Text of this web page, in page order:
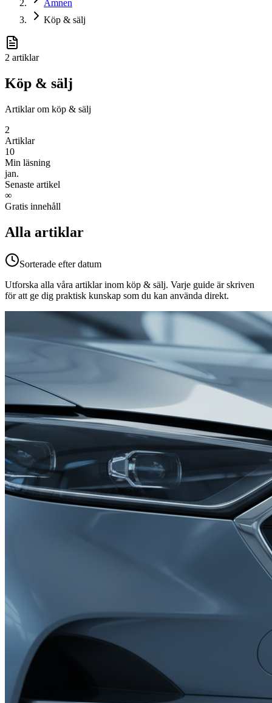
Ämnen
Köp & sälj
2 artiklar
Köp & sälj
Artiklar om köp & sälj
2
Artiklar
10
Min läsning
jan.
Senaste artikel
∞
Gratis innehåll
Alla artiklar
Sorterade efter datum
Utforska alla våra artiklar inom köp & sälj. Varje guide är skriven
för att ge dig praktisk kunskap som du kan använda direkt.